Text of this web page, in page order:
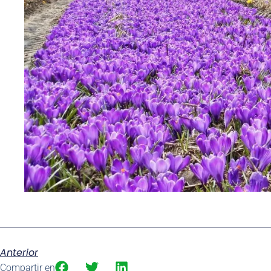
Anterior
Compartir en